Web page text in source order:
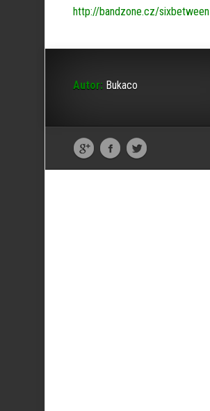
http://bandzone.cz/sixbetween
Autor: Bukaco